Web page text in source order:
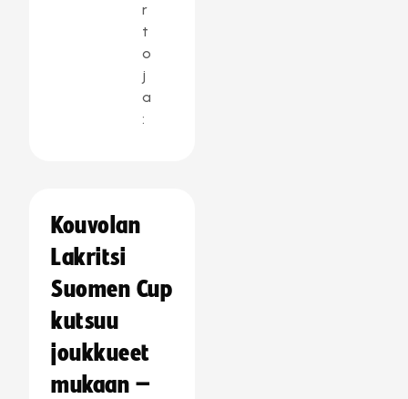
r
t
o
j
a
:
Kouvolan
Lakritsi
Suomen Cup
kutsuu
joukkueet
mukaan –